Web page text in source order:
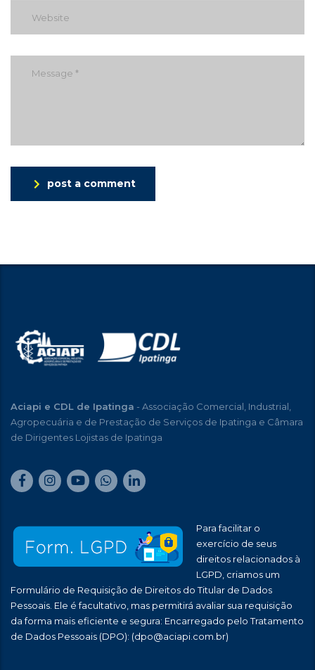
post a comment
Aciapi e CDL de Ipatinga - Associação Comercial, Industrial,
Agropecuária e de Prestação de Serviços de Ipatinga e Câmara
de Dirigentes Lojistas de Ipatinga
Para facilitar o
exercício de seus
direitos relacionados à
LGPD, criamos um
Formulário de Requisição de Direitos do Titular de Dados
Pessoais. Ele é facultativo, mas permitirá avaliar sua requisição
da forma mais eficiente e segura: Encarregado pelo Tratamento
de Dados Pessoais (DPO): (dpo@aciapi.com.br)